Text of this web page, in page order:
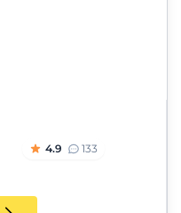
4.9 133